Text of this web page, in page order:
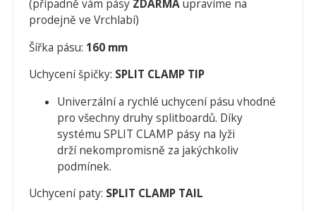
(případně vám pásy ZDARMAupravíme na
prodejně ve Vrchlabí)
Šířka pásu: 160 mm
Uchycení špičky: SPLIT CLAMP TIP
Univerzální a rychlé uchycení pásu vhodné
pro všechny druhy splitboardů. Díky
systému SPLIT CLAMP pásy na lyži
drží nekompromisně za jakýchkoliv
podmínek.
Uchycení paty: SPLIT CLAMP TAIL